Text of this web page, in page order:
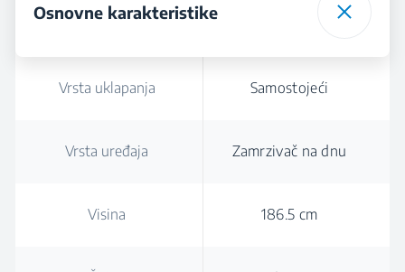
Osnovne karakteristike
Vrsta uklapanja Samostojeći
Vrsta uređaja Zamrzivač na dnu
Visina 186.5 cm